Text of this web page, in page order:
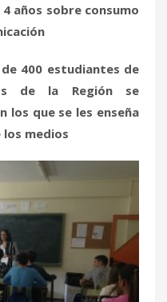
años sobre consumo
400 estudiantes de
de la Región se
los que se les enseña
los medios